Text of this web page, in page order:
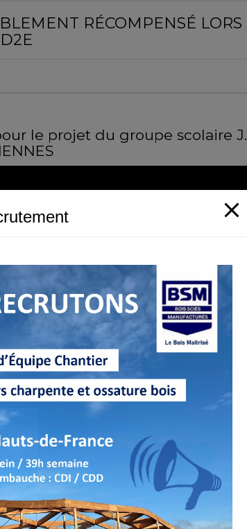
RÉCOMPENSÉ LORS
le projet du groupe scolaire J.